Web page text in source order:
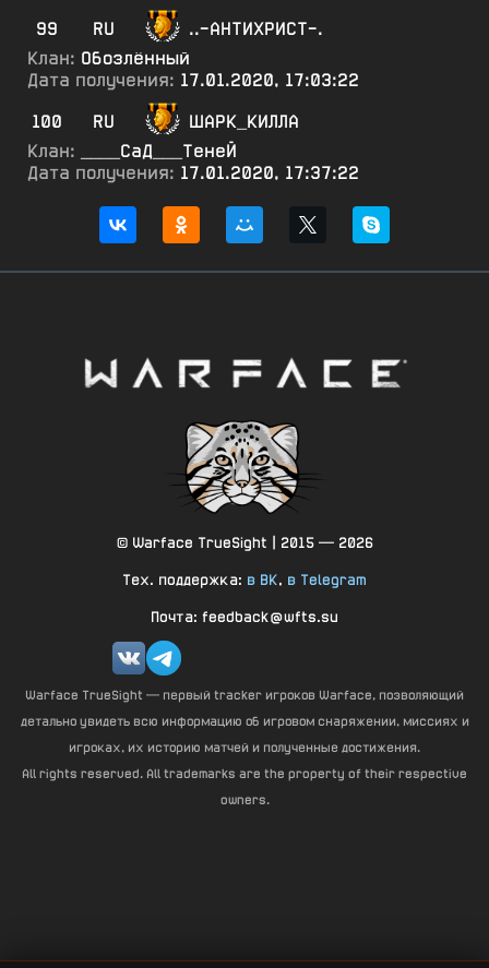
99
RU
..-АНТИХРИСТ-.
Клан: Обозлённый
Дата получения: 17.01.2020, 17:03:22
100
RU
ШАРК_КИЛЛА
Клан:
____СаД___ТенеЙ
Дата получения: 17.01.2020, 17:37:22
© Warface TrueSight | 2015 — 2026
Тех. поддержка: в ВК, в Telegram
Почта: feedback@wfts.su
Warface TrueSight — первый tracker игроков Warface, позволяющий
детально увидеть всю информацию об игровом снаряжении, миссиях и
игроках, их историю матчей и полученные достижения.
All rights reserved. All trademarks are the property of their respective
owners.